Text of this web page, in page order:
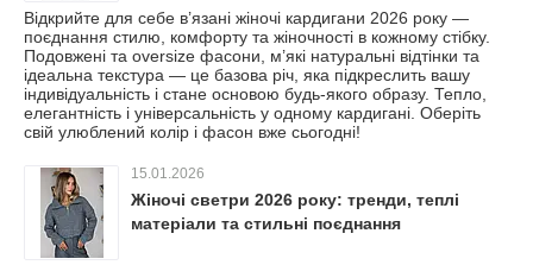
Відкрийте для себе в’язані жіночі кардигани 2026 року —
поєднання стилю, комфорту та жіночності в кожному стібку.
Подовжені та oversize фасони, м’які натуральні відтінки та
ідеальна текстура — це базова річ, яка підкреслить вашу
індивідуальність і стане основою будь-якого образу. Тепло,
елегантність і універсальність у одному кардигані. Оберіть
свій улюблений колір і фасон вже сьогодні!
15.01.2026
Жіночі светри 2026 року: тренди, теплі
матеріали та стильні поєднання